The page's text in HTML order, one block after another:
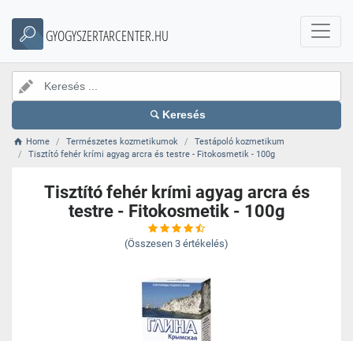
GYOGYSZERTARCENTER.HU
Keresés
Home Természetes kozmetikumok
Testápoló kozmetikum
Tisztító fehér krími agyag arcra és testre - Fitokosmetik - 100g
Tisztító fehér krími agyag arcra és
testre - Fitokosmetik - 100g
(Összesen 3 értékelés)